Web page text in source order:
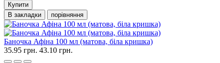
Купити
В закладки
порівняння
Баночка Афіна 100 мл (матова, біла кришка)
35.95 грн. 43.10 грн.